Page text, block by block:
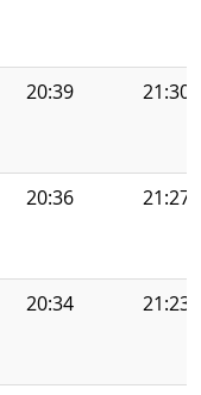
20:39 21:30
20:36 21:27
20:34 21:23